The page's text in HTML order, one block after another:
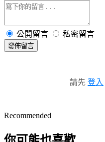
公開留言 私密留言
發佈留言
請先 登入
Recommended